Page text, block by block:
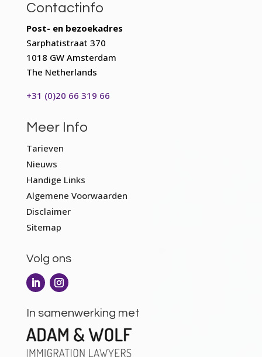
Contactinfo
Post- en bezoekadres
Sarphatistraat 370
1018 GW Amsterdam
The Netherlands
+31 (0)20 66 319 66
Meer Info
Tarieven
Nieuws
Handige Links
Algemene Voorwaarden
Disclaimer
Sitemap
Volg ons
In samenwerking met